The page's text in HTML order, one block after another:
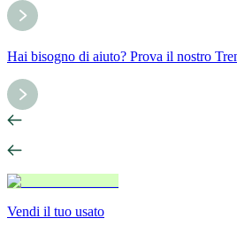
Hai bisogno di aiuto? Prova il nostro
Vendi il tuo usato